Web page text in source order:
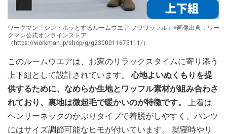
ワークマン「シン・ホッとするルームウエア フワワッフル」※画像出典：ワー
クマン公式オンラインストア
（https://workman.jp/shop/g/g2300011675111/）
このルームウエアは、お家のリラックスタイムに寄り添う
上下組として設計されています。心地よいぬくもりを提
供するために、なめらか生地とワッフル素材が組み合わさ
れており、裏地は微起毛で暖かいのが特徴です。
上着は
ヘンリーネックのかぶりタイプで着脱がしやすく、パンツ
にはサイズ調節可能なヒモが付いています。 就寝時やリ